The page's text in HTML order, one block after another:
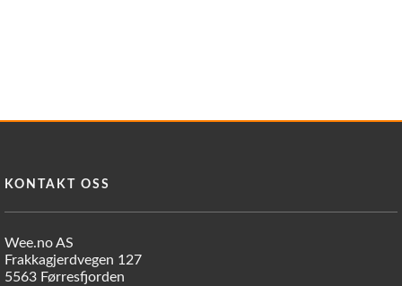
KONTAKT OSS
Wee.no AS
Frakkagjerdvegen 127
5563 Førresfjorden